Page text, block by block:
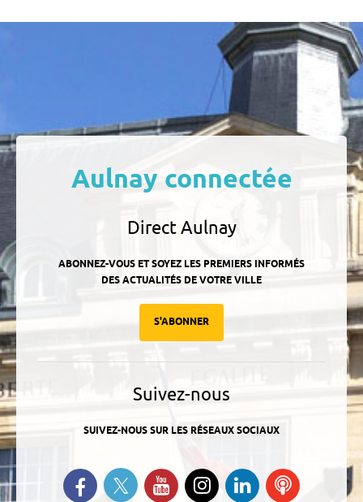
Aulnay connectée
Direct Aulnay
ABONNEZ-VOUS ET SOYEZ LES PREMIERS INFORMÉS
DES ACTUALITÉS DE VOTRE VILLE
S'ABONNER
Suivez-nous
SUIVEZ-NOUS SUR LES RÉSEAUX SOCIAUX
Retrouvez-nous sur Facebook
Suivez-nous sur Twitter
Suivez-nous sur YouTube
Suivez-nous sur
Instagram
Retrouvez-
nous sur
Ecoutez